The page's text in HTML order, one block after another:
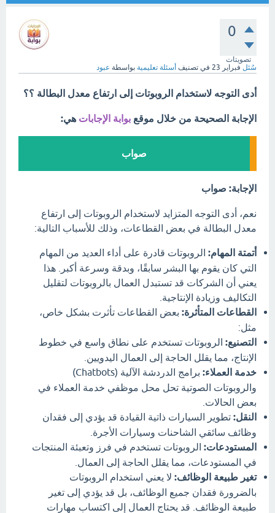
0
تصويتات
سُئل فبراير 23 في تصنيف أسئلة تعليمية بواسطة عبود
أدى التوجه لاستخدام الروبوتات إلى ارتفاع معدل البطالة ؟؟
الإجابة الصحيحة من خلال موقع بوابة الإجابات هي:
صواب
الإجابة: صواب
نعم، أدى التوجه المتزايد لاستخدام الروبوتات إلى ارتفاع
معدل البطالة في بعض القطاعات، وذلك للأسباب التالية:
أتمتة المهام: الروبوتات قادرة على أداء العديد من المهام
التي كان يقوم بها البشر سابقًا، وبدقة وسرعة أكبر. هذا
يعني أن الشركات قد تستبدل العمال بالروبوتات لتقليل
التكاليف وزيادة الإنتاجية.
القطاعات المتأثرة: بعض القطاعات تأثرت بشكل خاص،
مثل:
التصنيع: الروبوتات تستخدم على نطاق واسع في خطوط
الإنتاج، مما يقلل الحاجة إلى العمال اليدويين.
خدمة العملاء:
برامج الدردشة الآلية (Chatbots)
والروبوتات الصوتية تحل محل موظفي خدمة العملاء في
بعض الحالات.
النقل: تطوير السيارات ذاتية القيادة قد يؤدي إلى فقدان
وظائف سائقي الشاحنات وسيارات الأجرة.
المستودعات: الروبوتات تستخدم في فرز وتعبئة المنتجات
في المستودعات، مما يقلل الحاجة إلى العمال.
تغير طبيعة الوظائف: لا يعني استخدام الروبوتات
بالضرورة فقدان جميع الوظائف، بل قد يؤدي إلى تغير
طبيعة الوظائف. قد يحتاج العمال إلى اكتساب مهارات